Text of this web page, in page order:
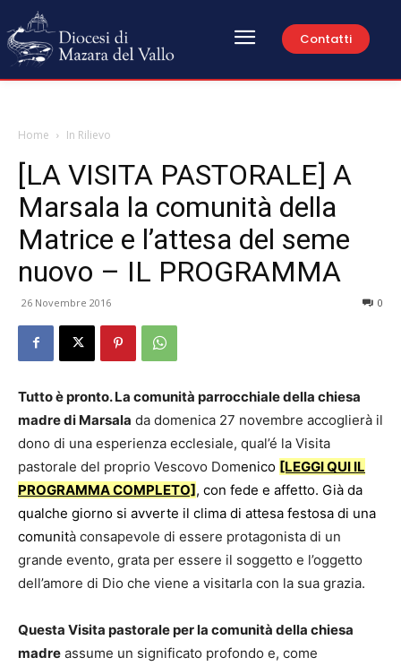
Contatti
Home In Rilievo
[LA VISITA PASTORALE] A
Marsala la comunità della
Matrice e l’attesa del seme
nuovo – IL PROGRAMMA
26 Novembre 2016 0
Tutto è pronto. La comunità parrocchiale della chiesa
madre di Marsala da domenica 27 novembre accoglierà il
dono di una esperienza ecclesiale, qual’é la Visita
pastorale del proprio Vescovo Domenico [LEGGI QUI IL
PROGRAMMA COMPLETO], con fede e affetto. Già da
qualche giorno si avverte il clima di attesa festosa di una
comunità consapevole di essere protagonista di un
grande evento, grata per essere il soggetto e l’oggetto
dell’amore di Dio che viene a visitarla con la sua grazia.
Questa Visita pastorale per la comunità della chiesa
madre assume un significato profondo e, come